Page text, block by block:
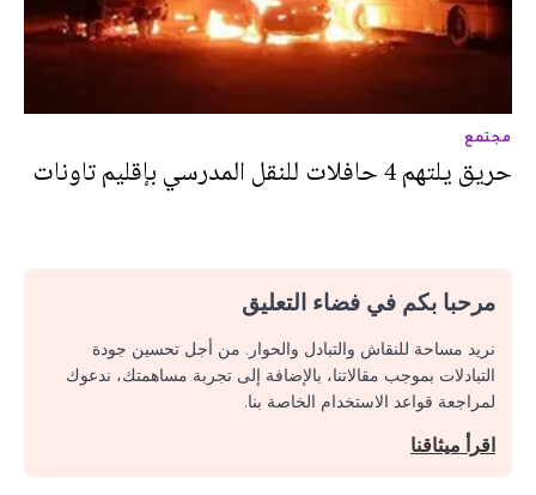
مجتمع
حريق يلتهم 4 حافلات للنقل المدرسي بإقليم تاونات
مرحبا بكم في فضاء التعليق
نريد مساحة للنقاش والتبادل والحوار. من أجل تحسين جودة
التبادلات بموجب مقالاتنا، بالإضافة إلى تجربة مساهمتك، ندعوك
لمراجعة قواعد الاستخدام الخاصة بنا.
اقرأ ميثاقنا